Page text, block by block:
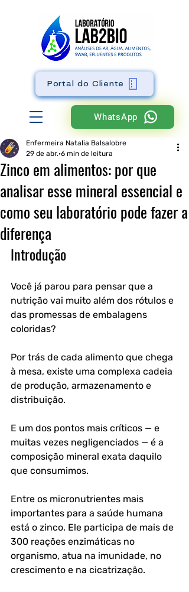
WhatsApp
Portal do Cliente
Zinco em alimentos: por que
analisar esse mineral essencial e
como seu laboratório pode fazer a
diferença
Enfermeira Natalia Balsalobre
29 de abr. 6 min de leitura
Introdução
Você já parou para pensar que a
nutrição vai muito além dos rótulos e
das promessas de embalagens
coloridas?
Por trás de cada alimento que chega
à mesa, existe uma complexa cadeia
de produção, armazenamento e
distribuição.
E um dos pontos mais críticos — e
muitas vezes negligenciados — é a
composição mineral exata daquilo
que consumimos.
Entre os micronutrientes mais
importantes para a saúde humana
está o zinco. Ele participa de mais de
300 reações enzimáticas no
organismo, atua na imunidade, no
crescimento e na cicatrização.